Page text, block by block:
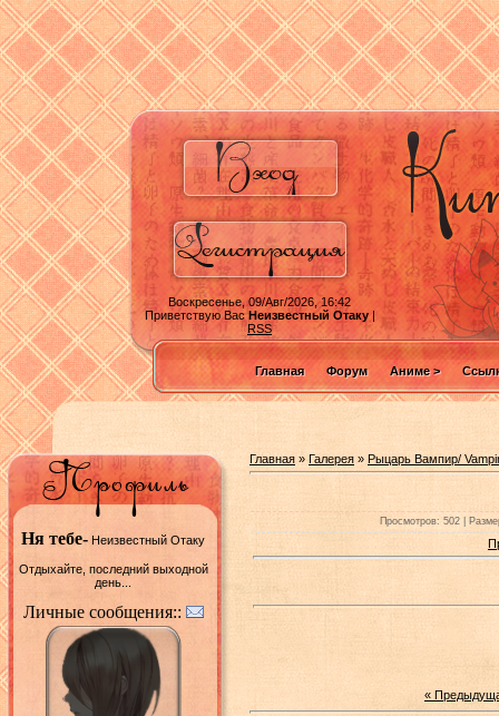
Воскресенье, 09/Авг/2026, 16:42
Приветствую ВасНеизвестный Отаку|
RSS
Главная Форум Аниме >
Ня тебе- Неизвестный Отаку
Отдыхайте, последний выходной
день...
Личные сообщения::
Главная » Галерея » Рыцарь Вампир/
Просмотров: 502 |
«